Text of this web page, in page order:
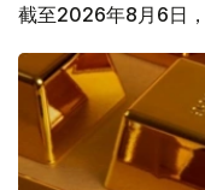
截至2026年8月6日